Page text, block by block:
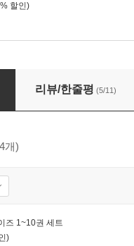
할인)
2
리뷰/한줄평 (5/11)
개)
즈 1~10권 세트
)